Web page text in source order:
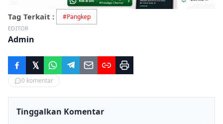
Tag Terkait : #Pangkep
EDITOR
Admin
0 komentar
Tinggalkan Komentar